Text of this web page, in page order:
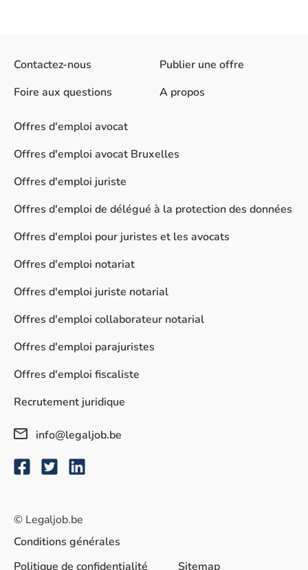
Contactez-nous
Foire aux questions
Publier une offre
A propos
Offres d'emploi avocat
Offres d'emploi avocat Bruxelles
Offres d'emploi juriste
Offres d'emploi de délégué à la protection des données
Offres d'emploi pour juristes et les avocats
Offres d'emploi notariat
Offres d'emploi juriste notarial
Offres d'emploi collaborateur notarial
Offres d'emploi parajuristes
Offres d'emploi fiscaliste
Recrutement juridique
info@legaljob.be
© Legaljob.be
Conditions générales
Politique de confidentialité
Sitemap